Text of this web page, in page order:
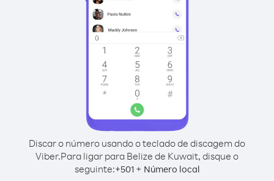
Discar o número usando o teclado de discagem do
Viber.Para ligar para Belize de Kuwait, disque o
seguinte:+501+ Número local